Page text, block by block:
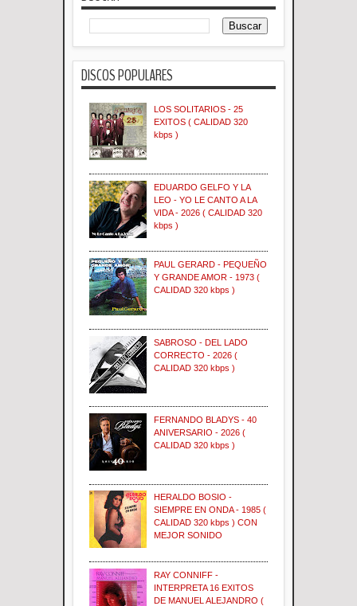
DISCOS POPULARES
LOS SOLITARIOS - 25
EXITOS ( CALIDAD 320
kbps )
EDUARDO GELFO Y LA
LEO - YO LE CANTO A LA
VIDA - 2026 ( CALIDAD 320
kbps )
PAUL GERARD - PEQUEÑO
Y GRANDE AMOR - 1973 (
CALIDAD 320 kbps )
SABROSO - DEL LADO
CORRECTO - 2026 (
CALIDAD 320 kbps )
FERNANDO BLADYS - 40
ANIVERSARIO - 2026 (
CALIDAD 320 kbps )
HERALDO BOSIO -
SIEMPRE EN ONDA - 1985 (
CALIDAD 320 kbps ) CON
MEJOR SONIDO
RAY CONNIFF -
INTERPRETA 16 EXITOS
DE MANUEL ALEJANDRO (